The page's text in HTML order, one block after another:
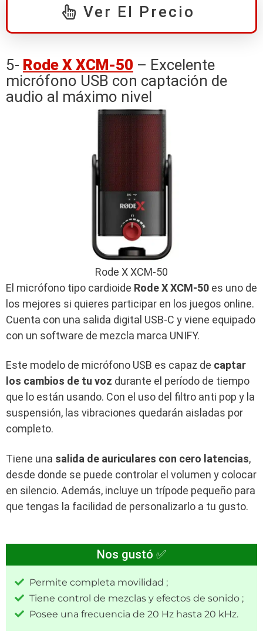
Ver El Precio
5- Rode X XCM-50 – Excelente
micrófono USB con captación de
audio al máximo nivel
Rode X XCM-50
El micrófono tipo cardioide Rode X XCM-50 es uno de
los mejores si quieres participar en los juegos online.
Cuenta con una salida digital USB-C y viene equipado
con un software de mezcla marca UNIFY.
Este modelo de micrófono USB es capaz de captar
los cambios de tu voz durante el período de tiempo
que lo están usando. Con el uso del filtro anti pop y la
suspensión, las vibraciones quedarán aisladas por
completo.
Tiene una salida de auriculares con cero latencias,
desde donde se puede controlar el volumen y colocar
en silencio. Además, incluye un trípode pequeño para
que tengas la facilidad de personalizarlo a tu gusto.
Nos gustó ✅
Permite completa movilidad ;
Tiene control de mezclas y efectos de sonido ;
Posee una frecuencia de 20 Hz hasta 20 kHz.